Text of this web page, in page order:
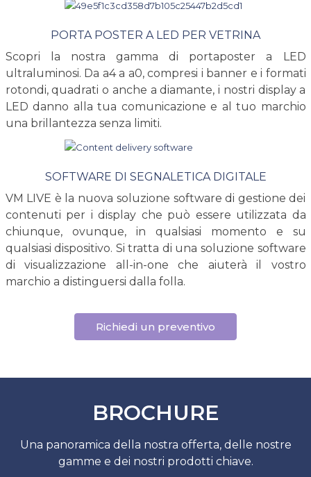
PORTA POSTER A LED PER VETRINA
Scopri la nostra gamma di portaposter a LED
ultraluminosi. Da a4 a a0, compresi i banner e i formati
rotondi, quadrati o anche a diamante, i nostri display a
LED danno alla tua comunicazione e al tuo marchio
una brillantezza senza limiti.
SOFTWARE DI SEGNALETICA DIGITALE
VM LIVE è la nuova soluzione software di gestione dei
contenuti per i display che può essere utilizzata da
chiunque, ovunque, in qualsiasi momento e su
qualsiasi dispositivo. Si tratta di una soluzione software
di visualizzazione all-in-one che aiuterà il vostro
marchio a distinguersi dalla folla.
Richiedi un preventivo
BROCHURE
Una panoramica della nostra offerta, delle nostre
gamme e dei nostri prodotti chiave.